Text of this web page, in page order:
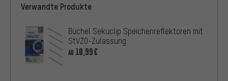
Verwandte Produkte
Büchel Sekuclip Speichenreflektoren mit
StVZO-Zulassung
AB 10,99€